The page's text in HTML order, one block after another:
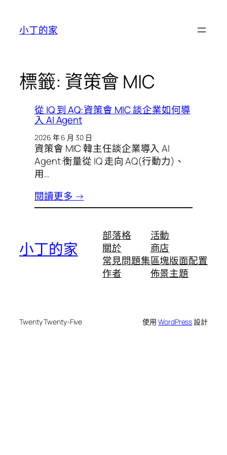
小丁的家
標籤: 資策會 MIC
從 IQ 到 AQ:資策會 MIC 談企業如何導
入 AI Agent
2026 年 6 月 30 日
資策會 MIC 韓主任談企業導入 AI
Agent:衡量從 IQ 走向 AQ(行動力)、
用…
閱讀更多 →
小丁的家
部落格
關於
常見問題集
作者
活動
商店
區塊版面配置
佈景主題
Twenty Twenty-Five 使用WordPress設計